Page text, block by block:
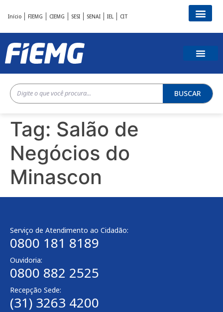
Início FIEMG CIEMG SESI SENAI IEL CIT
BUSCAR
Tag: Salão de
Negócios do
Minascon
Serviço de Atendimento ao Cidadão:
0800 181 8189
Ouvidoria:
0800 882 2525
Recepção Sede:
(31) 3263 4200